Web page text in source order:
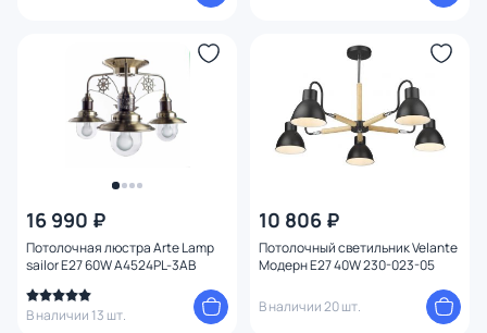
16 990 ₽
Потолочная люстра Arte Lamp
sailor E27 60W A4524PL-3AB
В наличии 13 шт.
10 806 ₽
Потолочный светильник Velante
Модерн E27 40W 230-023-05
В наличии 20 шт.
Материал арматуры
Материал плафона